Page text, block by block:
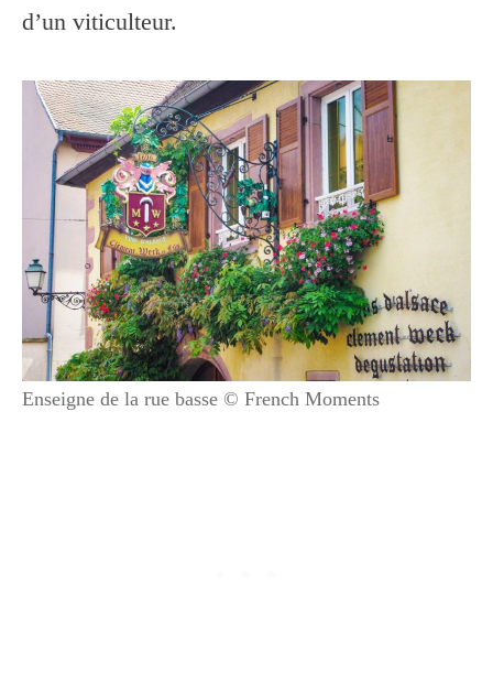
d’un viticulteur.
Enseigne de la rue basse © French Moments